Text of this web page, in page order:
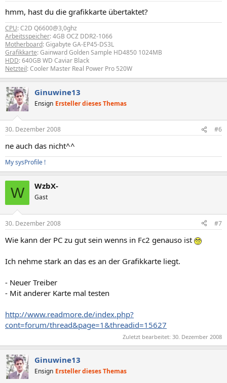
hmm, hast du die grafikkarte übertaktet?
CPU: C2D Q6600@3,0ghz
Arbeitsspeicher: 4GB OCZ DDR2-1066
Motherboard: Gigabyte GA-EP45-DS3L
Grafikkarte: Gainward Golden Sample HD4850 1024MB
HDD: 640GB WD Caviar Black
Netzteil: Cooler Master Real Power Pro 520W
Ginuwine13
Ensign Ersteller dieses Themas
30. Dezember 2008 #6
ne auch das nicht^^
My sysProfile !
W WzbX-
Gast
30. Dezember 2008 #7
Wie kann der PC zu gut sein wenns in Fc2 genauso ist
Ich nehme stark an das es an der Grafikkarte liegt.
- Neuer Treiber
- Mit anderer Karte mal testen
http://www.readmore.de/index.php?
cont=forum/thread&page=1&threadid=15627
Zuletzt bearbeitet: 30. Dezember 2008
Ginuwine13
Ensign Ersteller dieses Themas